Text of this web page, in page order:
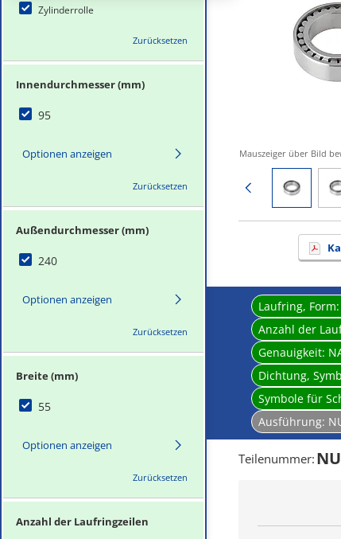
Zylinderrolle
Zurücksetzen
Innendurchmesser (mm)
95
Optionen anzeigen
Zurücksetzen
Außendurchmesser (mm)
240
Optionen anzeigen
Zurücksetzen
Breite (mm)
55
Optionen anzeigen
Zurücksetzen
Anzahl der Laufringzeilen
Mauszeiger über Bild
Vorige Seite
Laufring, Form:
Anzahl der
Genauigkeit:
Dichtung,
Symbole für
Ausführung:
Teilenummer: